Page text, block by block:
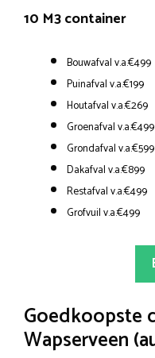
10 M3 container
Bouwafval v.a.€499
Puinafval v.a.€199
Houtafval v.a.€269
Groenafval v.a.€499
Grondafval v.a.€599
Dakafval v.a.€899
Restafval v.a.€499
Grofvuil v.a.€499
Goedkoopste
Wapserveen